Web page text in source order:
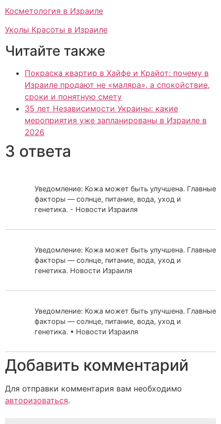
Косметология в Израиле
Уколы Красоты в Израиле
Читайте также
Покраска квартир в Хайфе и Крайот: почему в
Израиле продают не «маляра», а спокойствие,
сроки и понятную смету
35 лет Независимости Украины: какие
мероприятия уже запланированы в Израиле в
2026
3 ответа
Уведомление: Кожа может быть улучшена. Главные
факторы — солнце, питание, вода, уход и
генетика. - Новости Израиля
Уведомление: Кожа может быть улучшена. Главные
факторы — солнце, питание, вода, уход и
генетика. Новости Израиля
Уведомление: Кожа может быть улучшена. Главные
факторы — солнце, питание, вода, уход и
генетика. • Новости Израиля
Добавить комментарий
Для отправки комментария вам необходимо
авторизоваться.